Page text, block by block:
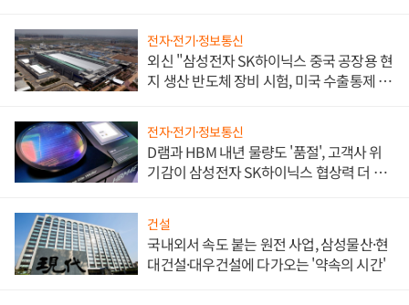
전자·전기·정보통신
외신 "삼성전자 SK하이닉스 중국 공장용 현
지 생산 반도체 장비 시험, 미국 수출통제 대
전자·전기·정보통신
D램과 HBM 내년 물량도 '품절', 고객사 위
기감이 삼성전자 SK하이닉스 협상력 더 키
건설
국내외서 속도 붙는 원전 사업, 삼성물산·현
대건설·대우건설에 다가오는 '약속의 시간'